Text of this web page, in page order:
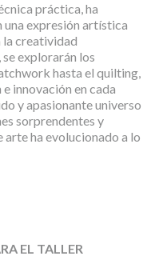
práctica, ha
expresión artística
la creatividad
explorarán los
hasta el quilting,
innovación en cada
y apasionante universo
sorprendentes y
ha evolucionado a lo
EL TALLER